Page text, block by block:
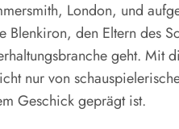
London, und
Blenkiron, den Eltern des
geht. Mit
nur von
Geschick geprägt ist.